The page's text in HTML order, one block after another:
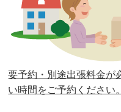
第38回人形供養祭
第37回人形供養祭
第36回人形供養祭
第35回人形供養祭
要予約・別途出張料金
い時間をご予約ください。